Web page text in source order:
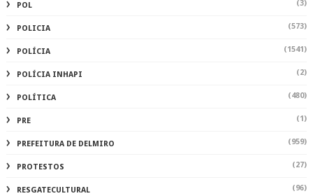
POL (3)
POLICIA (573)
POLÍCIA (1541)
POLÍCIA INHAPI (2)
POLÍTICA (480)
PRE (1)
PREFEITURA DE DELMIRO (959)
PROTESTOS (27)
RESGATECULTURAL (96)